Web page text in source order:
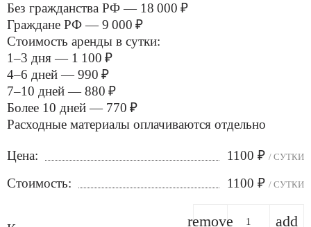
Без гражданства РФ — 18 000 ₽
Граждане РФ — 9 000 ₽
Стоимость аренды в сутки:
1–3 дня — 1 100 ₽
4–6 дней — 990 ₽
7–10 дней — 880 ₽
Более 10 дней — 770 ₽
Расходные материалы оплачиваются отдельно
Цена: 1100 ₽ / СУТКИ
Стоимость: 1100 ₽ / СУТКИ
remove add